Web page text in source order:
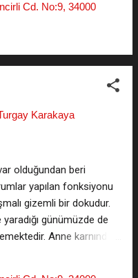
çalıştığım hastanede
yı...
gerekmez - gizli kalır -
yapılan muayene
ortamında kürtaj
oku, kaydolmadan
çocuk sahibi
Gerek ekonomik
zor hatta bazı
olabilmektedir. Aslında
oluşmasını tedbirler
amaçla haplar, rahim içi
ve birçok metot
Cd. No:9, 34000
Karakaya
olduğundan beri
yapılan fonksiyonu
gizemli bir dokudur.
yaradığı günümüzde de
Anne karnında